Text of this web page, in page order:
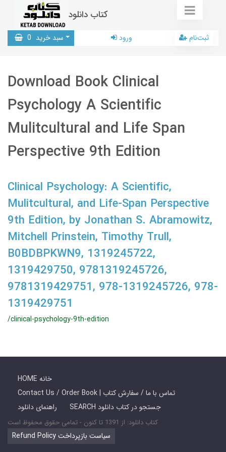
کتاب دانلود
سبد خرید 0 ورود ثبت‌نام
Download Book Clinical
Psychology A Scientific
Mulitcultural and Life Span
Perspective 9th Edition
Clinical Psychology: A Scientific,
Mulitcultural, and Life-Span Perspective
9th Edition, by Jonathan S. Abramowitz,
Mitchell Prinstein, Timothy Trull,
B0BDBPKWN9, 1319245722,
1319429750, 9781319245726,
9781319429751, 978-1319245726, 978-
1319429751
/clinical-psychology-9th-edition
HOME خانه
Contact Us / Order Book | تماس با ما / سفارش کتاب
راهنمای دانلود
SEARCH جستجو در کتاب دانلود
کتاب دانلود: از 1391 تا کنون - تمامی حقوق محفوظ است
Refund Policy سیاست بازپرداخت